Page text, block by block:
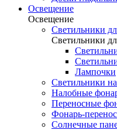
Освещение
Освещение
Светильники
Светильники
Лампочки
Светильники
Налобные
Переносные
Фонарь-
Солнечные